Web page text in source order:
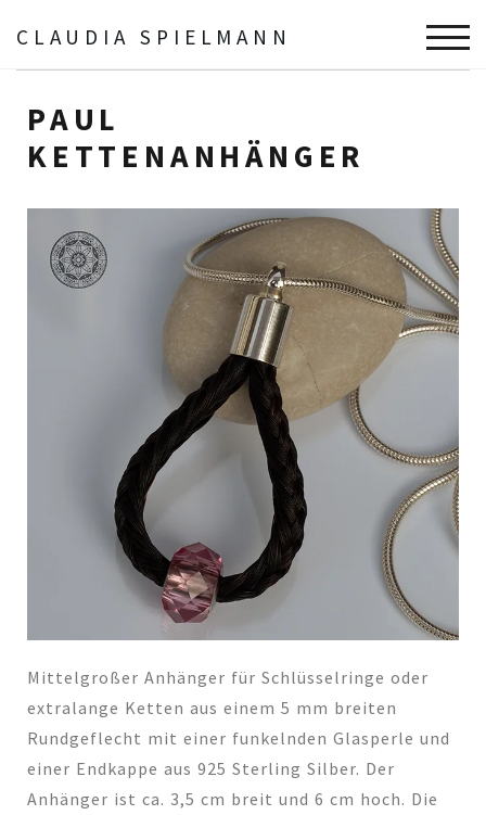
CLAUDIA SPIELMANN
Schmuck Die Anhänglichen Paul Kettenanhänger
PAUL
KETTENANHÄNGER
Mittelgroßer Anhänger für Schlüsselringe oder
extralange Ketten aus einem 5 mm breiten
Rundgeflecht mit einer funkelnden Glasperle und
einer Endkappe aus 925 Sterling Silber. Der
Anhänger ist ca. 3,5 cm breit und 6 cm hoch. Die